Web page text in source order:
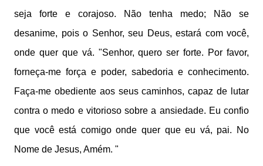
seja forte e corajoso. Não tenha medo; Não se
desanime, pois o Senhor, seu Deus, estará com você,
onde quer que vá. "Senhor, quero ser forte. Por favor,
forneça-me força e poder, sabedoria e conhecimento.
Faça-me obediente aos seus caminhos, capaz de lutar
contra o medo e vitorioso sobre a ansiedade. Eu confio
que você está comigo onde quer que eu vá, pai. No
Nome de Jesus, Amém. "